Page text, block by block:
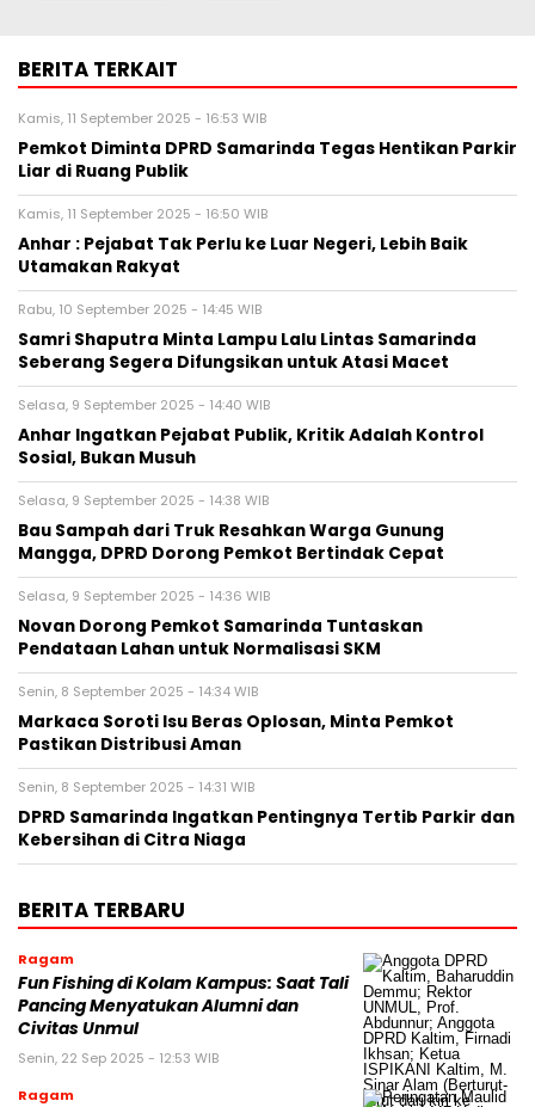
BERITA TERKAIT
Kamis, 11 September 2025 - 16:53 WIB
Pemkot Diminta DPRD Samarinda Tegas Hentikan Parkir
Liar di Ruang Publik
Kamis, 11 September 2025 - 16:50 WIB
Anhar : Pejabat Tak Perlu ke Luar Negeri, Lebih Baik
Utamakan Rakyat
Rabu, 10 September 2025 - 14:45 WIB
Samri Shaputra Minta Lampu Lalu Lintas Samarinda
Seberang Segera Difungsikan untuk Atasi Macet
Selasa, 9 September 2025 - 14:40 WIB
Anhar Ingatkan Pejabat Publik, Kritik Adalah Kontrol
Sosial, Bukan Musuh
Selasa, 9 September 2025 - 14:38 WIB
Bau Sampah dari Truk Resahkan Warga Gunung
Mangga, DPRD Dorong Pemkot Bertindak Cepat
Selasa, 9 September 2025 - 14:36 WIB
Novan Dorong Pemkot Samarinda Tuntaskan
Pendataan Lahan untuk Normalisasi SKM
Senin, 8 September 2025 - 14:34 WIB
Markaca Soroti Isu Beras Oplosan, Minta Pemkot
Pastikan Distribusi Aman
Senin, 8 September 2025 - 14:31 WIB
DPRD Samarinda Ingatkan Pentingnya Tertib Parkir dan
Kebersihan di Citra Niaga
BERITA TERBARU
Ragam
Fun Fishing di Kolam Kampus: Saat Tali
Pancing Menyatukan Alumni dan
Civitas Unmul
Senin, 22 Sep 2025 - 12:53 WIB
Ragam